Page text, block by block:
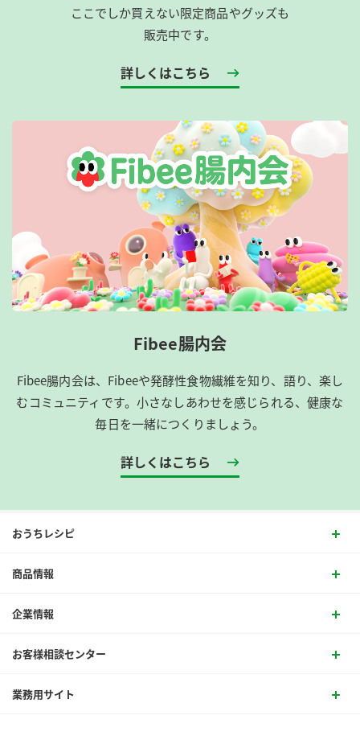
ここでしか買えない限定商品やグッズも
販売中です。
詳しくはこちら
Fibee腸内会
Fibee腸内会は、​Fibeeや発酵性食物繊維を知り、語り、楽し
むコミュニティです。​小さなしあわせを感じられる、健康な
毎日を一緒につくりましょう。
詳しくはこちら
おうちレシピ
商品情報
企業情報
お客様相談センター
業務用サイト